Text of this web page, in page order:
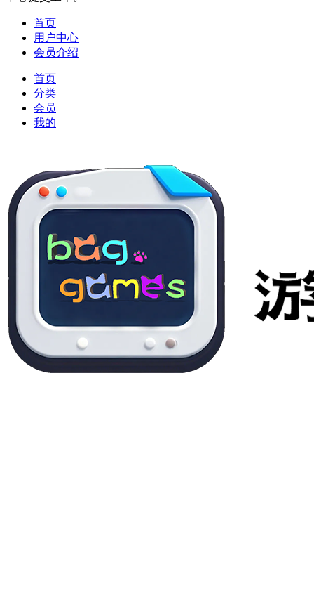
首页
用户中心
会员介绍
首页
分类
会员
我的